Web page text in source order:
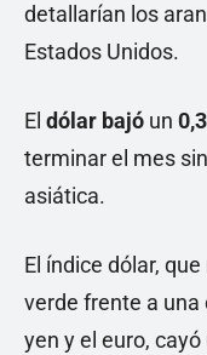
detallarían los
Estados Unidos.
El dólar bajó un
terminar el mes
asiática.
El índice dólar,
verde frente a una
yen y el euro, cayó